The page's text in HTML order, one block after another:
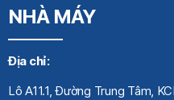
NHÀ MÁY
Địa chỉ:
Lô A11.1, Đường Trung Tâm,